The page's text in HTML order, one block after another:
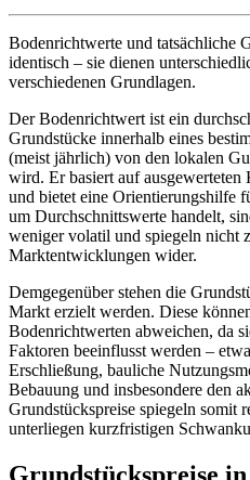
Bodenrichtwerte und tatsächliche
identisch – sie dienen
verschiedenen Grundlagen.
Der Bodenrichtwert ist ein
Grundstücke innerhalb eines
(meist jährlich) von den lokalen
wird. Er basiert auf ausgewerteten
und bietet eine Orientierungshilfe
um Durchschnittswerte handelt,
weniger volatil und spiegeln nicht
Marktentwicklungen wider.
Demgegenüber stehen die
Markt erzielt werden. Diese
Bodenrichtwerten abweichen, da
Faktoren beeinflusst werden –
Erschließung, bauliche
Bebauung und insbesondere den
Grundstückspreise spiegeln somit
unterliegen kurzfristigen